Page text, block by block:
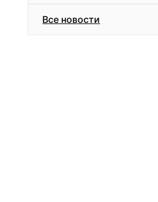
Все новости